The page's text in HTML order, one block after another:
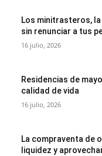
Los minitrasteros,
sin renunciar a tus
16 julio, 2026
Residencias de
calidad de vida
16 julio, 2026
La compraventa de
liquidez y